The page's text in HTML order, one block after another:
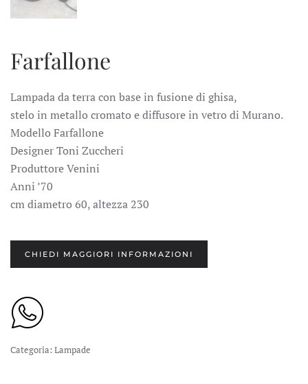
Farfallone
Lampada da terra con base in fusione di ghisa,
stelo in metallo cromato e diffusore in vetro di Murano.
Modello Farfallone
Designer Toni Zuccheri
Produttore Venini
Anni ’70
cm diametro 60, altezza 230
CHIEDI MAGGIORI INFORMAZIONI
Categoria: Lampade